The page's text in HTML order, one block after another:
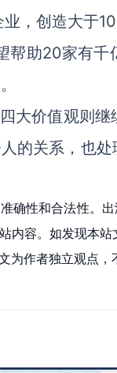
，创造大于
帮助20家有
大价值观则
的关系，也
确性和合法性。
内容。如发现本
作者独立观点，